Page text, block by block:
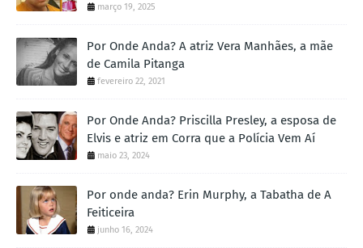
março 19, 2025
Por Onde Anda? A atriz Vera Manhães, a mãe
de Camila Pitanga
fevereiro 22, 2021
Por Onde Anda? Priscilla Presley, a esposa de
Elvis e atriz em Corra que a Polícia Vem Aí
maio 23, 2024
Por onde anda? Erin Murphy, a Tabatha de A
Feiticeira
junho 16, 2024